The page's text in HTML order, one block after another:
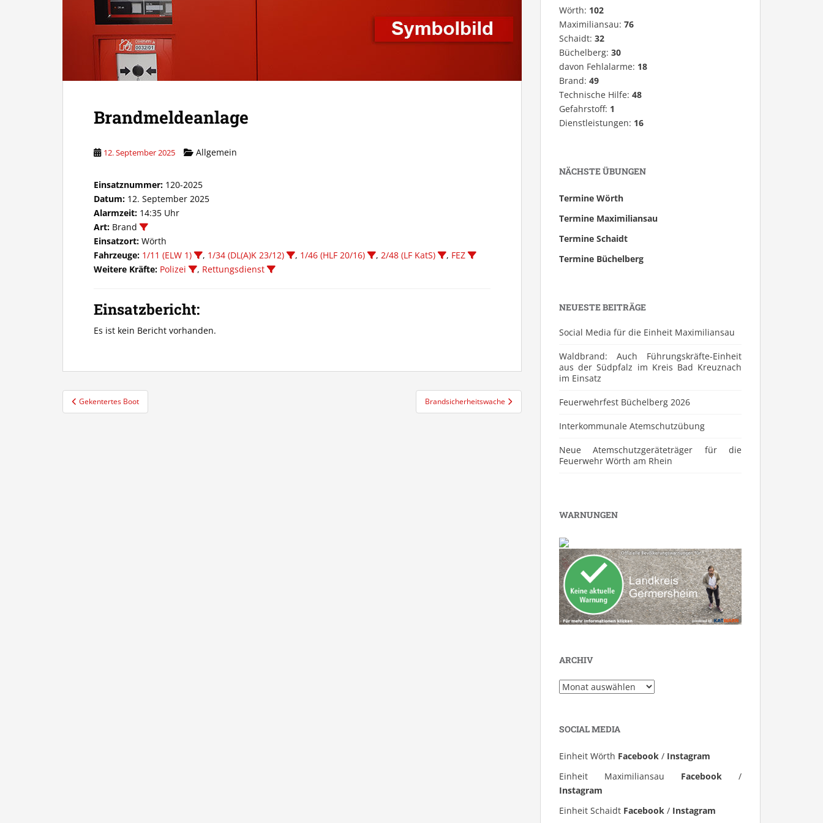
Brandmeldeanlage
12. September 2025 Allgemein
Einsatznummer: 120-2025
Datum: 12. September 2025
Alarmzeit: 14:35 Uhr
Art: Brand
Einsatzort: Wörth
Fahrzeuge: 1/11 (ELW 1) , 1/34 (DL(A)K 23/12) , 1/46 (HLF 20/16) , 2/48 (LF KatS) , FEZ
Weitere Kräfte: Polizei , Rettungsdienst
Einsatzbericht:
Es ist kein Bericht vorhanden.
Beitragsnavigation
Gekentertes Boot Brandsicherheitswache
Wörth: 102
Maximiliansau: 76
Schaidt: 32
Büchelberg: 30
davon Fehlalarme: 18
Brand: 49
Technische Hilfe: 48
Gefahrstoff: 1
Dienstleistungen: 16
NÄCHSTE ÜBUNGEN
Termine Wörth
Termine Maximiliansau
Termine Schaidt
Termine Büchelberg
NEUESTE BEITRÄGE
Social Media für die Einheit Maximiliansau
Waldbrand: Auch Führungskräfte-Einheit
aus der Südpfalz im Kreis Bad Kreuznach
im Einsatz
Feuerwehrfest Büchelberg 2026
⁠Interkommunale Atemschutzübung
Neue Atemschutzgeräteträger für die
Feuerwehr Wörth am Rhein
WARNUNGEN
ARCHIV
Archiv
SOCIAL MEDIA
Einheit Wörth Facebook / Instagram
Einheit Maximiliansau Facebook /
Instagram
Einheit Schaidt Facebook / Instagram